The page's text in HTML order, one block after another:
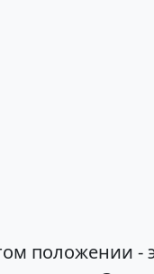
положении -